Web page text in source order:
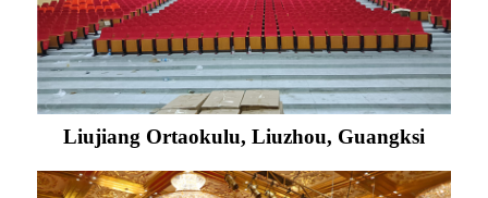
Liujiang Ortaokulu, Liuzhou, Guangksi